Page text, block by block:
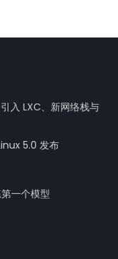
入 LXC、新网络栈与
5.0 发布
一个模型